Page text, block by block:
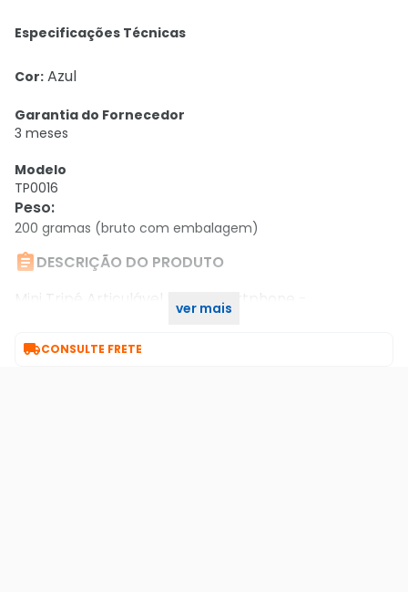
Especificações Técnicas
Cor: Azul
Garantia do Fornecedor
3 meses
Modelo
TP0016
Peso:
200 gramas (bruto com embalagem)
DESCRIÇÃO DO PRODUTO
Mini Tripé Articulável Para Smartphone -
ver mais
CONSULTE FRETE